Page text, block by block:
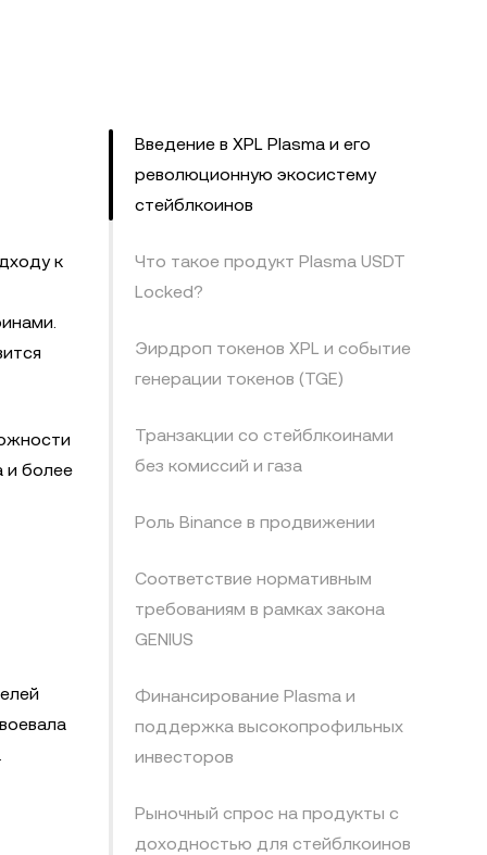
к
и более
Введение в XPL Plasma и его
революционную экосистему
стейблкоинов
Что такое продукт Plasma USDT
Locked?
Эирдроп токенов XPL и событие
генерации токенов (TGE)
Транзакции со стейблкоинами
без комиссий и газа
Роль Binance в продвижении
Соответствие нормативным
требованиям в рамках закона
GENIUS
Финансирование Plasma и
поддержка высокопрофильных
инвесторов
Рыночный спрос на продукты с
доходностью для стейблкоинов